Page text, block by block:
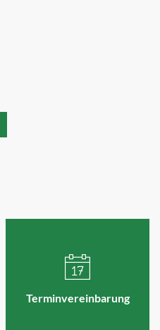
Terminvereinbarung